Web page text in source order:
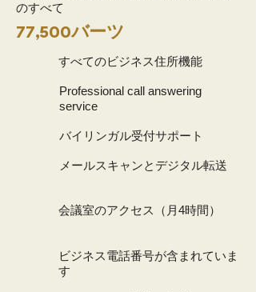
のすべて
77,500バーツ
すべてのビジネス住所機能
Professional call answering
service
バイリンガル受付サポート
メールスキャンとデジタル転送
会議室のアクセス（月4時間）
ビジネス電話番号が含まれていま
す